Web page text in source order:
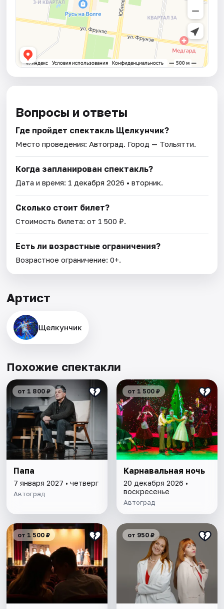
Вопросы и ответы
Где пройдет спектакль Щелкунчик?
Место проведения:Автоград. Город — Тольятти.
Когда запланирован спектакль?
Дата и время: 1 декабря 2026 • вторник.
Сколько стоит билет?
Стоимость билета: от 1 500 ₽.
Есть ли возрастные ограничения?
Возрастное ограничение: 0+.
Артист
Щелкунчик
Похожие спектакли
от 1 800 ₽
Папа
7 января 2027 • четверг
Автоград
от 1 500 ₽
Карнавальная ночь
20 декабря 2026 •
воскресенье
Автоград
от 1 500 ₽ от 950 ₽